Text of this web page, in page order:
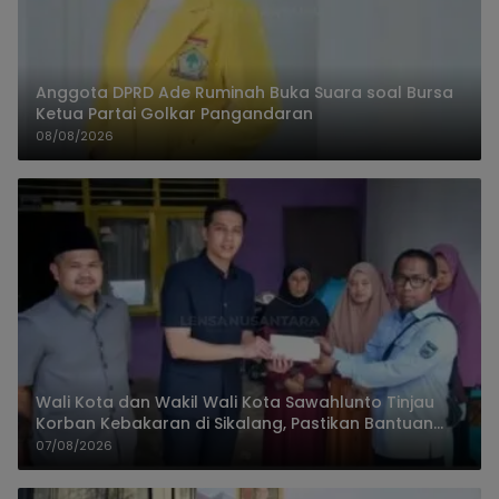
Anggota DPRD Ade Ruminah Buka Suara soal Bursa
Ketua Partai Golkar Pangandaran
08/08/2026
Wali Kota dan Wakil Wali Kota Sawahlunto Tinjau
Korban Kebakaran di Sikalang, Pastikan Bantuan
dan Perkuat Mitigasi Bencana
07/08/2026